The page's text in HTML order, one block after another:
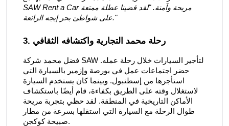
SAW Rent a Car مريحة وآمنة. "لقد قضينا عطلة ممتعة
على شواطئ بحر إيجه الرائعة."
3. رحلة محمد التجارية واكتشافه الثقافي
فضل محمد شركة SAW لتأجير السيارات خلال رحلة عمله.
حضر اجتماعات عمل في بورصة وإزمير بالسيارة التي
استأجرها من إسطنبول. وبينما كان يستخدم السيارة
لاستغلال وقته على الطريق بكفاءة، قام أيضًا باستكشاف
الأماكن التاريخية في المنطقة. لقد حظي بتجربة مريحة
طوال الرحلة مع السيارة التي استقلها بسرعة من مطار
صبيحة كوكجن.